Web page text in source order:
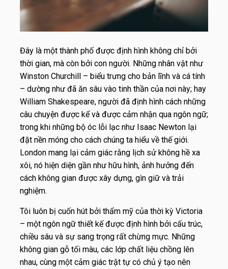
Đây là một thành phố được định hình không chỉ bởi
thời gian, mà còn bởi con người. Những nhân vật như
Winston Churchill – biểu trưng cho bản lĩnh và cá tính
– dường như đã ăn sâu vào tinh thần của nơi này; hay
William Shakespeare, người đã định hình cách những
câu chuyện được kể và được cảm nhận qua ngôn ngữ;
trong khi những bộ óc lỗi lạc như Isaac Newton lại
đặt nền móng cho cách chúng ta hiểu về thế giới.
London mang lại cảm giác rằng lịch sử không hề xa
xôi, nó hiện diện gần như hữu hình, ảnh hưởng đến
cách không gian được xây dựng, gìn giữ và trải
nghiệm.
Tôi luôn bị cuốn hút bởi thẩm mỹ của thời kỳ Victoria
– một ngôn ngữ thiết kế được định hình bởi cấu trúc,
chiều sâu và sự sang trọng rất chừng mực. Những
không gian gỗ tối màu, các lớp chất liệu chồng lên
nhau, cùng một cảm giác trật tự có chủ ý tạo nên